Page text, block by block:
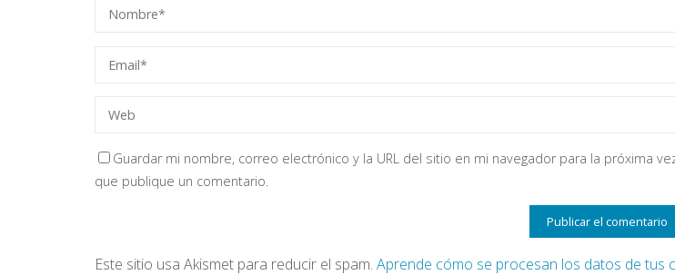
Guardar mi nombre, correo electrónico y la URL del sitio en mi navegador para la próxima
que publique un comentario.
Este sitio usa Akismet para reducir el spam. Aprende cómo se procesan los datos de tus